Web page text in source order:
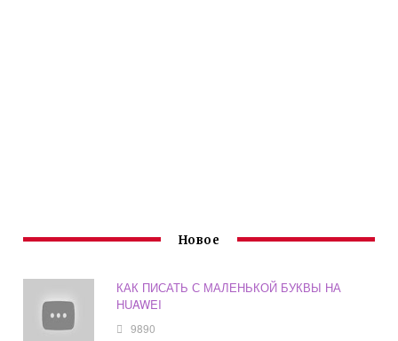
Новое
КАК ПИСАТЬ С МАЛЕНЬКОЙ БУКВЫ НА
HUAWEI
9890